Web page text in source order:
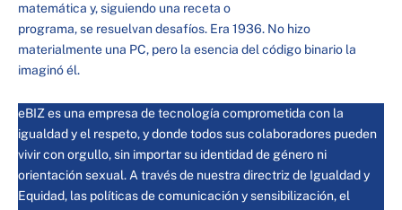
matemática y, siguiendo una receta o
programa, se resuelvan desafíos. Era 1936. No hizo
materialmente una PC, pero la esencia del código binario la
imaginó él.
eBIZes una empresa de tecnología comprometida con la
igualdad y el respeto, y donde todos sus colaboradores pueden
vivir con orgullo, sin importar su identidad de género ni
orientación sexual. A través de nuestra directriz de Igualdad y
Equidad, las políticas de comunicación y sensibilización, el